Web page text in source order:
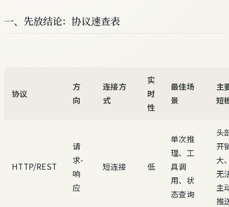
一、先放结论：协议速查表
协议
方
向
连接方
式
实
时
性
最佳场
景
主
短
HTTP/REST
请
求-
响
应
短连接 低
单次推
理、工
具调
用、状
态查询
头
开
大
无
主
推